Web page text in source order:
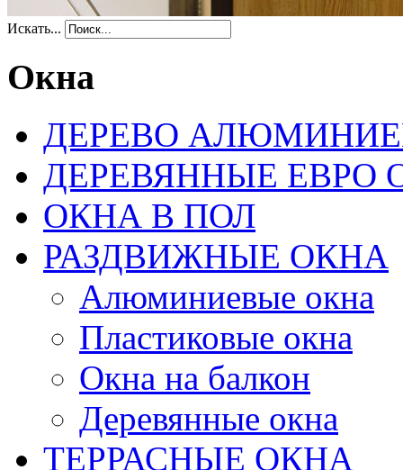
Искать...
Окна
ДЕРЕВО
ДЕРЕВЯННЫЕ ЕВРО
ОКНА В ПОЛ
РАЗДВИЖНЫЕ ОКНА
Алюминиевые окна
Пластиковые окна
Окна на балкон
Деревянные окна
ТЕРРАСНЫЕ ОКНА